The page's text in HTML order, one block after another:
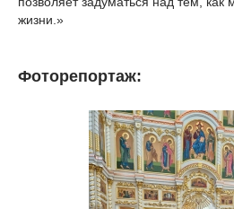
жизни.»
Фоторепортаж: